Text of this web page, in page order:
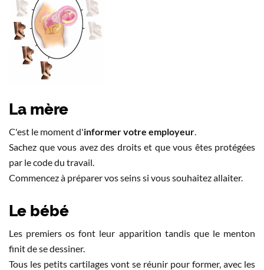
La mère
C'est le moment d'informer votre employeur.
Sachez que vous avez des droits et que vous êtes protégées
par le code du travail.
Commencez à préparer vos seins si vous souhaitez allaiter.
Le bébé
Les premiers os font leur apparition tandis que le menton
finit de se dessiner.
Tous les petits cartilages vont se réunir pour former, avec les